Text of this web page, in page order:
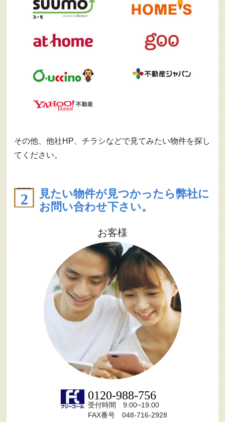
その他、他社HP、チラシなどで見てみたい物件を探し
てください。
見たい物件が見つかったら弊社に
お問い合わせ下さい。
お客様
0120-988-756
受付時間 9:00~19:00
FAX番号 048-716-2928